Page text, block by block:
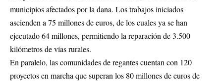
municipios afectados por la dana. Los trabajos iniciados
ascienden a 75 millones de euros, de los cuales ya se han
ejecutado 64 millones, permitiendo la reparación de 3.500
kilómetros de vías rurales.
En paralelo, las comunidades de regantes cuentan con 120
proyectos en marcha que superan los 80 millones de euros de